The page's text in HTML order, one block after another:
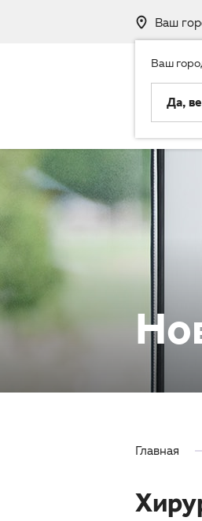
Ваш
Ваш
Да,
Главная